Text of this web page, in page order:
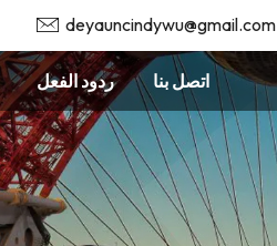
deyauncindywu@gmail.com
ردود الفعل اتصل بنا